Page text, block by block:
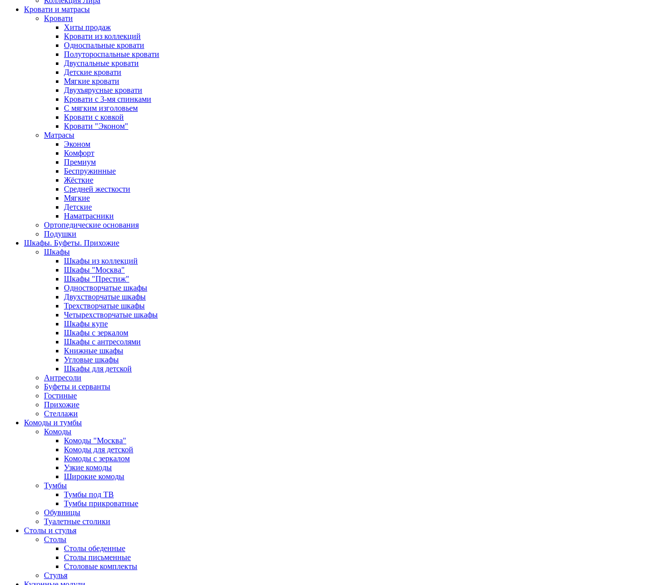
Кровати и матрасы
Кровати
Хиты продаж
Кровати из коллекций
Односпальные кровати
Полутороспальные кровати
Двуспальные кровати
Детские кровати
Мягкие кровати
Двухъярусные кровати
Кровати с 3-мя спинками
С мягким изголовьем
Кровати с ковкой
Кровати "Эконом"
Матрасы
Эконом
Комфорт
Премиум
Беспружинные
Жёсткие
Средней жесткости
Мягкие
Детские
Наматрасники
Ортопедические основания
Подушки
Шкафы. Буфеты. Прихожие
Шкафы
Шкафы из коллекций
Шкафы "Москва"
Шкафы "Престиж"
Одностворчатые шкафы
Двухстворчатые шкафы
Трехстворчатые шкафы
Четырехстворчатые шкафы
Шкафы купе
Шкафы с зеркалом
Шкафы с антресолями
Книжные шкафы
Угловые шкафы
Шкафы для детской
Антресоли
Буфеты и серванты
Гостиные
Прихожие
Стеллажи
Комоды и тумбы
Комоды
Комоды "Москва"
Комоды для детской
Комоды с зеркалом
Узкие комоды
Широкие комоды
Тумбы
Тумбы под ТВ
Тумбы прикроватные
Обувницы
Туалетные столики
Столы и стулья
Столы
Столы обеденные
Столы письменные
Столовые комплекты
Стулья